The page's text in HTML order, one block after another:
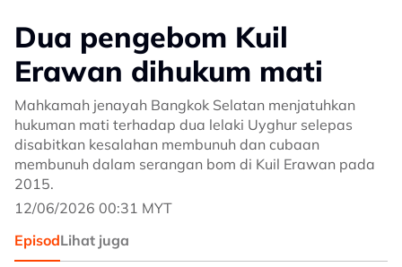
Dua pengebom Kuil
Erawan dihukum mati
Mahkamah jenayah Bangkok Selatan menjatuhkan
hukuman mati terhadap dua lelaki Uyghur selepas
disabitkan kesalahan membunuh dan cubaan
membunuh dalam serangan bom di Kuil Erawan pada
2015.
12/06/2026 00:31 MYT
EpisodLihat juga